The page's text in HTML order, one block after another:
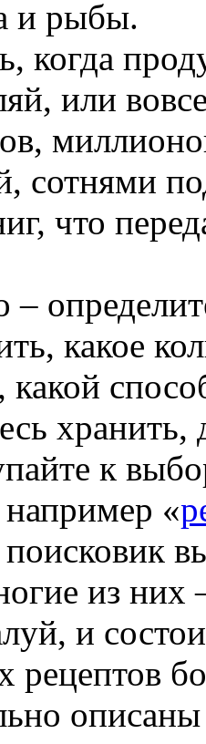
и рыбы.
когда
или
сотнями
что
–
какое
какой
к
«
из них
и
рецептов